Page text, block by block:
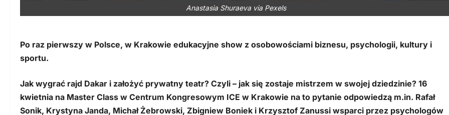
Anastasia Shuraeva via Pexels
Po raz pierwszy w Polsce, w Krakowie edukacyjne show z osobowościami biznesu, psychologii, kultury i
sportu.
Jak wygrać rajd Dakar i założyć prywatny teatr? Czyli – jak się zostaje mistrzem w swojej dziedzinie? 16
kwietnia na Master Class w Centrum Kongresowym ICE w Krakowie na to pytanie odpowiedzą m.in. Rafał
Sonik, Krystyna Janda, Michał Żebrowski, Zbigniew Boniek i Krzysztof Zanussi wsparci przez psychologów